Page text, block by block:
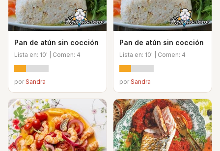
Pan de atún sin cocción
Lista en: 10' | Comen: 4
porSandra
Pan de atún sin cocción
Lista en: 10' | Comen: 4
porSandra